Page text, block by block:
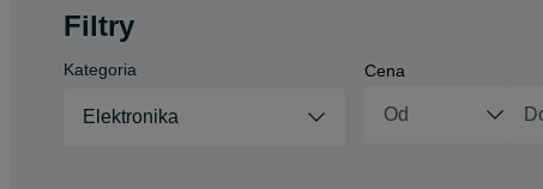
Filtry
Kategoria
Elektronika
Cena